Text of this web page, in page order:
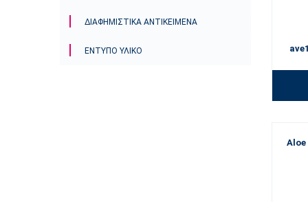
ΔΙΑΦΗΜΙΣΤΙΚΆ ΑΝΤΙΚΕΊΜΕΝΑ
ΈΝΤΥΠΟ ΥΛΙΚΌ
Aloe